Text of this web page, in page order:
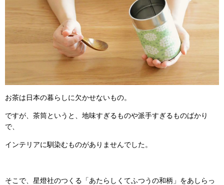
お茶は日本の暮らしに欠かせないもの。
ですが、茶筒というと、地味すぎるものや派手すぎるものばかり
で、
インテリアに馴染むものがありませんでした。
そこで、星燈社のつくる「あたらしくてふつうの和柄」をあしらっ